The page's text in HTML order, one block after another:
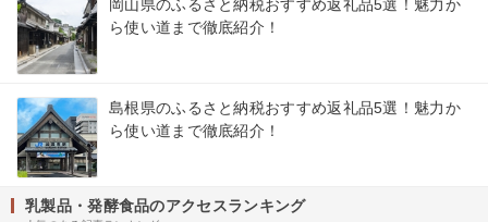
岡山県のふるさと納税おすすめ返礼品5選！魅力か
ら使い道まで徹底紹介！
島根県のふるさと納税おすすめ返礼品5選！魅力か
ら使い道まで徹底紹介！
乳製品・発酵食品のアクセスランキング